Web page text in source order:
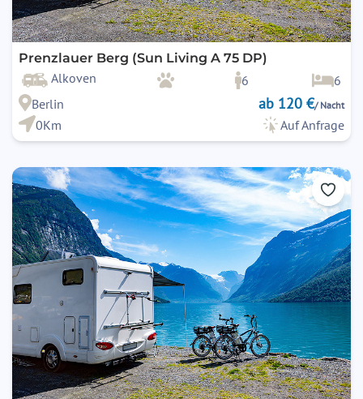
Prenzlauer Berg (Sun Living A 75 DP)
Alkoven 6
6
Berlin
ab 120 €/ Nacht
0Km Auf Anfrage